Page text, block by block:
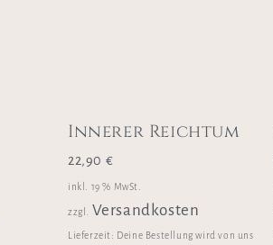
Innerer Reichtum
22,90 €
inkl. 19 % MwSt.
zzgl. Versandkosten
Lieferzeit: Deine Bestellung wird von uns